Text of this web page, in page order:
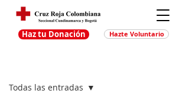
Haz tu Donación Hazte Voluntario
Todas las entradas